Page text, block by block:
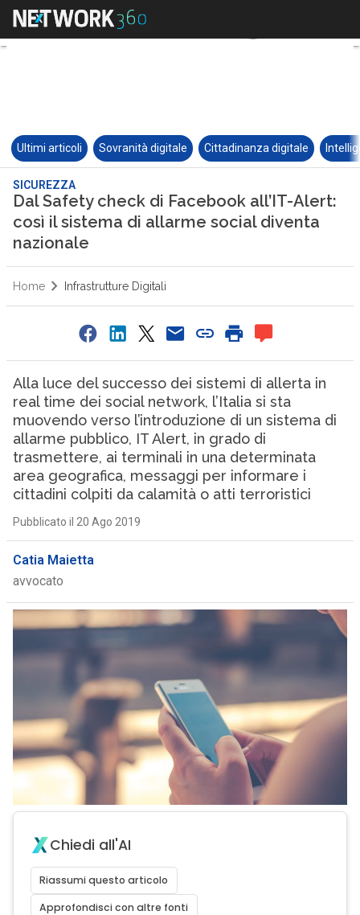
Ultimi articoli Sovranità digitale Cittadinanza digitale
SICUREZZA
Dal Safety check di Facebook all’IT-Alert:
così il sistema di allarme social diventa
nazionale
Home Infrastrutture Digitali
Alla luce del successo dei sistemi di allerta in
real time dei social network, l’Italia si sta
muovendo verso l’introduzione di un sistema di
allarme pubblico, IT Alert, in grado di
trasmettere, ai terminali in una determinata
area geografica, messaggi per informare i
cittadini colpiti da calamità o atti terroristici
Pubblicato il 20 Ago 2019
Catia Maietta
avvocato
Chiedi all'AI
Riassumi questo articolo
Approfondisci con altre fonti